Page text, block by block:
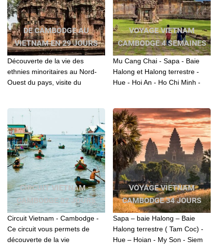
DE CAMBODGE AU
VIETNAM EN 29 JOURS
Découverte de la vie des
ethnies minoritaires au Nord-
Ouest du pays, visite du
Cambodge au Vietnam en 29
jours
VOYAGE VIETNAM
CAMBODGE 4 SEMAINES
Mu Cang Chai - Sapa - Baie
Halong et Halong terrestre -
Hue - Hoi An - Ho Chi Minh -
destinations de ce voyage.
CIRCUIT VIETNAM –
CAMBODGE 32 JOURS
Circuit Vietnam - Cambodge -
Ce circuit vous permets de
découverte de la vie
VOYAGE VIETNAM
CAMBODGE 34 JOURS
Sapa – baie Halong – Baie
Halong terrestre ( Tam Coc) -
Hue – Hoian - My Son - Siem